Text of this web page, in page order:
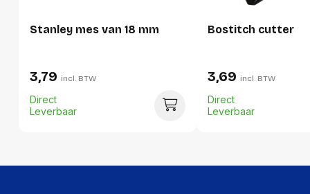
Per stuk
Breedte:
27 millimeter
Hoogte:
80 millimeter
Stanley mes van 18 mm
3,79 incl. BTW
Direct
Leverbaar
Bostitch cutter
3,69 incl. BTW
Direct
Leverbaar